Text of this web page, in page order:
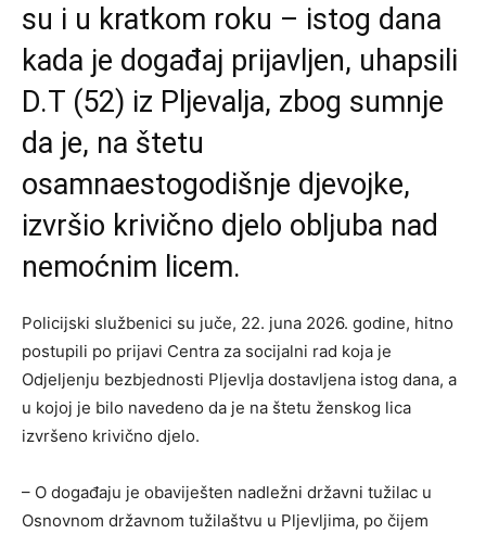
su i u kratkom roku – istog dana
kada je događaj prijavljen, uhapsili
D.T (52) iz Pljevalja, zbog sumnje
da je, na štetu
osamnaestogodišnje djevojke,
izvršio krivično djelo obljuba nad
nemoćnim licem.
Policijski službenici su juče, 22. juna 2026. godine, hitno
postupili po prijavi Centra za socijalni rad koja je
Odjeljenju bezbjednosti Pljevlja dostavljena istog dana, a
u kojoj je bilo navedeno da je na štetu ženskog lica
izvršeno krivično djelo.
– O događaju je obaviješten nadležni državni tužilac u
Osnovnom državnom tužilaštvu u Pljevljima, po čijem